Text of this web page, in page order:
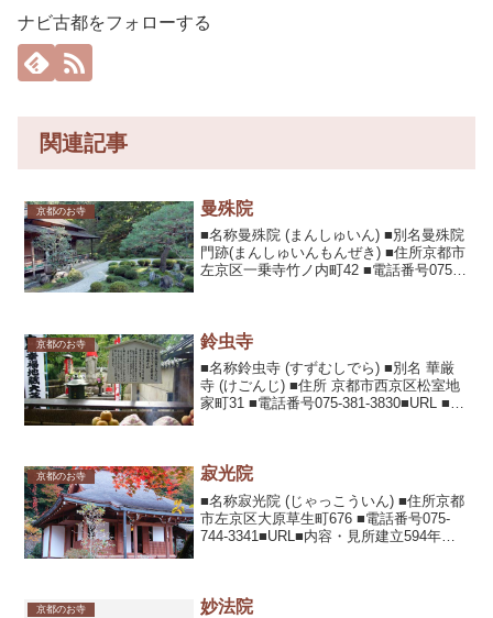
ナビ古都をフォローする
関連記事
京都のお寺 曼殊院
■名称曼殊院 (まんしゅいん) ■別名曼殊院
門跡(まんしゅいんもんぜき) ■住所京都市
左京区一乗寺竹ノ内町42 ■電話番号075-
京都のお寺 鈴虫寺
■名称鈴虫寺 (すずむしでら) ■別名 華厳
寺 (けごんじ) ■住所 京都市西京区松室地
家町31 ■電話番号075-381-3830■URL ■内
京都のお寺 寂光院
■名称寂光院 (じゃっこういん) ■住所京都
市左京区大原草生町676 ■電話番号075-
744-3341■URL■内容・見所建立594年、
京都のお寺 妙法院